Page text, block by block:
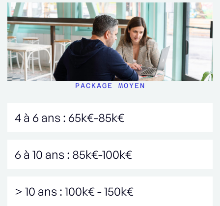
PACKAGE MOYEN
4 à 6 ans : 65k€-85k€
6 à 10 ans : 85k€-100k€
> 10 ans : 100k€ - 150k€